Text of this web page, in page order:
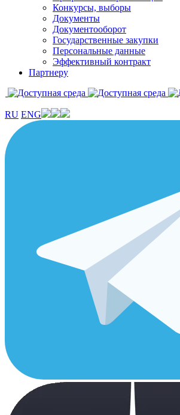
Конкурсы, выборы
Документы
Документооборот
Государственные закупки
Персональные данные
Эффективный контракт
Партнеру
RU ENG